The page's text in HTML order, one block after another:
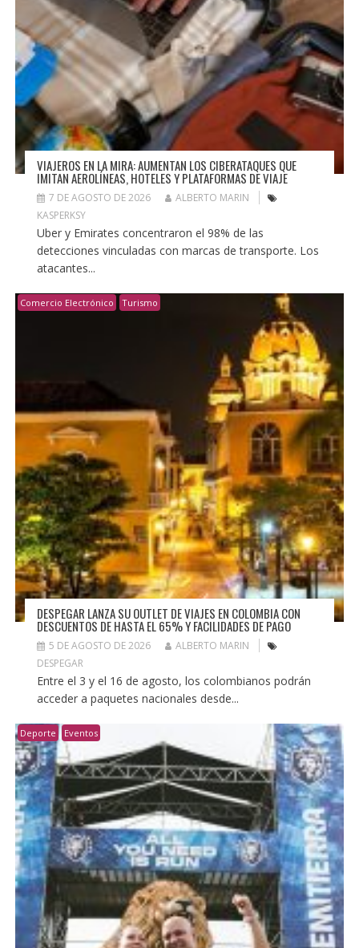
VIAJEROS EN LA MIRA: AUMENTAN LOS CIBERATAQUES QUE
IMITAN AEROLÍNEAS, HOTELES Y PLATAFORMAS DE VIAJE
7 DE AGOSTO DE 2026
ALBERTO MARIN
KASPERKSY
Uber y Emirates concentraron el 98% de las
detecciones vinculadas con marcas de transporte. Los
atacantes...
Comercio Electrónico Turismo
DESPEGAR LANZA SU OUTLET DE VIAJES EN COLOMBIA CON
DESCUENTOS DE HASTA EL 65% Y FACILIDADES DE PAGO
5 DE AGOSTO DE 2026
ALBERTO MARIN
DESPEGAR
Entre el 3 y el 16 de agosto, los colombianos podrán
acceder a paquetes nacionales desde...
Deporte Eventos